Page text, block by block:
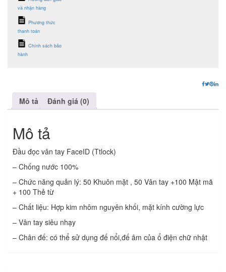
và nhận hàng
Phương thức
thanh toán
Chính sách bảo
hành
Mô tả Đánh giá (0)
Mô tả
Đầu đọc vân tay FaceID (Ttlock)
– Chống nước 100%
– Chức năng quản lý: 50 Khuôn mặt , 50 Vân tay +100 Mật mã
+ 100 Thẻ từ
– Chất liệu: Hợp kim nhôm nguyên khối, mặt kính cường lực
– Vân tay siêu nhạy
– Chân đế: có thể sử dụng đế nổi,đế âm của ổ điện chữ nhật